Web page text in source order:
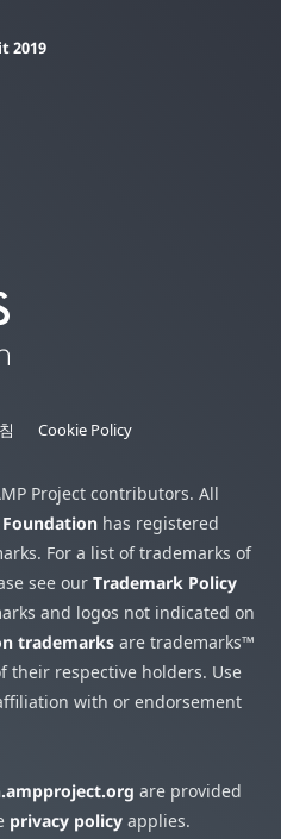
2019
Cookie Policy
Project contributors. All
Foundation has registered
For a list of trademarks of
see our Trademark Policy
and logos not indicated on
trademarks are trademarks™
respective holders. Use
with or endorsement
are provided
privacy policy applies.